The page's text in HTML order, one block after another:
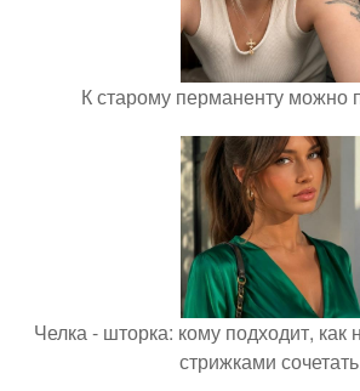
К старому перманенту можно
Челка - шторка: кому подходит, как
стрижками